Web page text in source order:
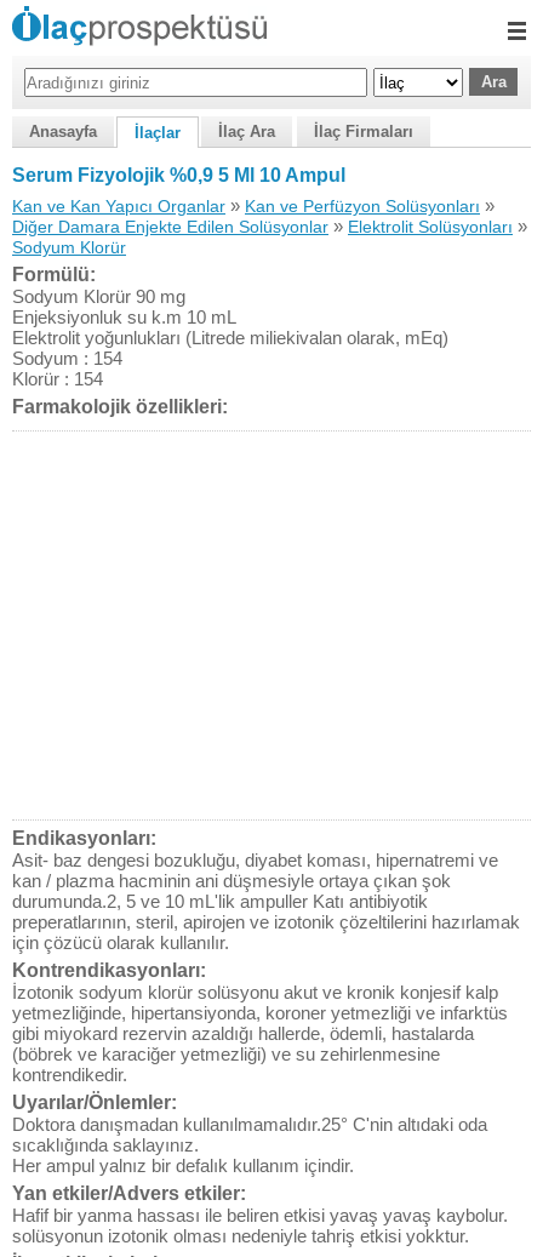
Anasayfa İlaçlar İlaç Ara İlaç Firmaları
Serum Fizyolojik %0,9 5 Ml 10 Ampul
Kan ve Kan Yapıcı Organlar » Kan ve Perfüzyon Solüsyonları »
Diğer Damara Enjekte Edilen Solüsyonlar » Elektrolit Solüsyonları »
Sodyum Klorür
Formülü:
Sodyum Klorür 90 mg
Enjeksiyonluk su k.m 10 mL
Elektrolit yoğunlukları (Litrede miliekivalan olarak, mEq)
Sodyum : 154
Klorür : 154
Farmakolojik özellikleri:
Endikasyonları:
Asit- baz dengesi bozukluğu, diyabet koması, hipernatremi ve
kan / plazma hacminin ani düşmesiyle ortaya çıkan şok
durumunda.2, 5 ve 10 mL'lik ampuller Katı antibiyotik
preperatlarının, steril, apirojen ve izotonik çözeltilerini hazırlamak
için çözücü olarak kullanılır.
Kontrendikasyonları:
İzotonik sodyum klorür solüsyonu akut ve kronik konjesif kalp
yetmezliğinde, hipertansiyonda, koroner yetmezliği ve infarktüs
gibi miyokard rezervin azaldığı hallerde, ödemli, hastalarda
(böbrek ve karaciğer yetmezliği) ve su zehirlenmesine
kontrendikedir.
Uyarılar/Önlemler:
Doktora danışmadan kullanılmamalıdır.25° C'nin altıdaki oda
sıcaklığında saklayınız.
Her ampul yalnız bir defalık kullanım içindir.
Yan etkiler/Advers etkiler:
Hafif bir yanma hassası ile beliren etkisi yavaş yavaş kaybolur.
solüsyonun izotonik olması nedeniyle tahriş etkisi yokktur.